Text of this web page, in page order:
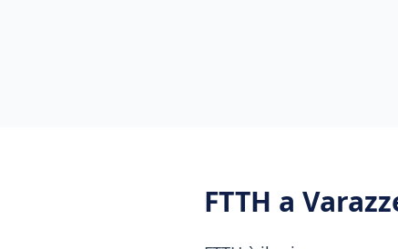
FTTH a